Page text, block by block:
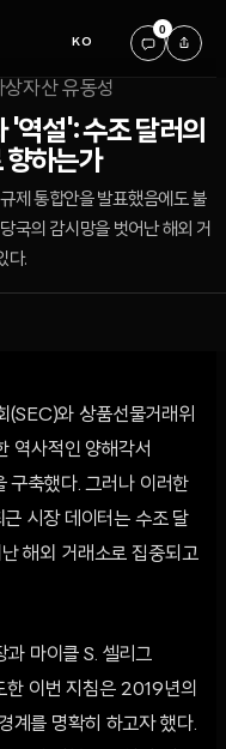
KO
0
'역설': 수조 달러의
향하는가
통합안을 발표했음에도 불
국의 감시망을 벗어난 해외 거
다.
와 상품선물거래위
역사적인 양해각서
축했다. 그러나 이러한
시장 데이터는 수조 달
해외 거래소로 집중되고
마이클 S. 셀리그
이번 지침은 2019년의
계를 명확히 하고자 했다.